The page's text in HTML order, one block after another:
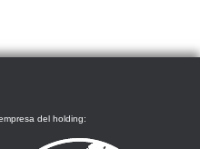
del holding: